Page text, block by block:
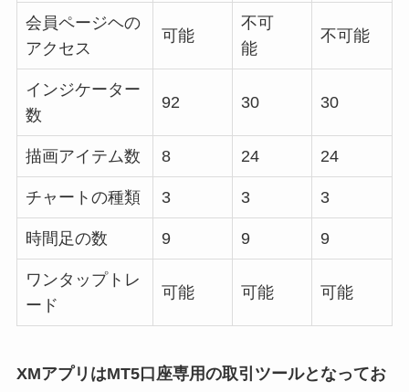
会員ページヘの
アクセス
可能
不可
能
不可能
インジケーター
数
92 30 30
描画アイテム数 8 24 24
チャートの種類 3 3 3
時間足の数 9 9 9
ワンタップトレ
ード
可能 可能 可能
XMアプリはMT5口座専用の取引ツールとなってお